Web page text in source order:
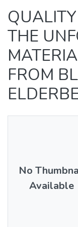
THE
FROM
No
Available